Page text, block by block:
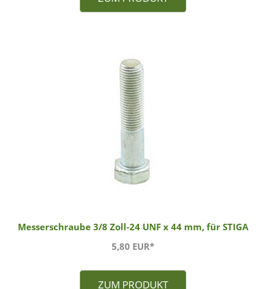
Messerschraube 3/8 Zoll-24 UNF x 44 mm, für STIGA
5,80 EUR*
ZUM PRODUKT